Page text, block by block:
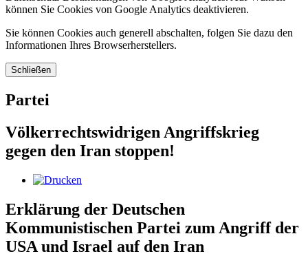
können Sie Cookies von Google Analytics deaktivieren.
Sie können Cookies auch generell abschalten, folgen Sie dazu den
Informationen Ihres Browserherstellers.
Schließen
Partei
Völkerrechtswidrigen Angriffskrieg
gegen den Iran stoppen!
Erklärung der Deutschen
Kommunistischen Partei zum Angriff der
USA und Israel auf den Iran